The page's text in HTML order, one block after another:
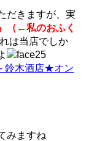
だきますが、実
（←私のおふく
は当店でしか
- 鈴木酒店★オン
みますね